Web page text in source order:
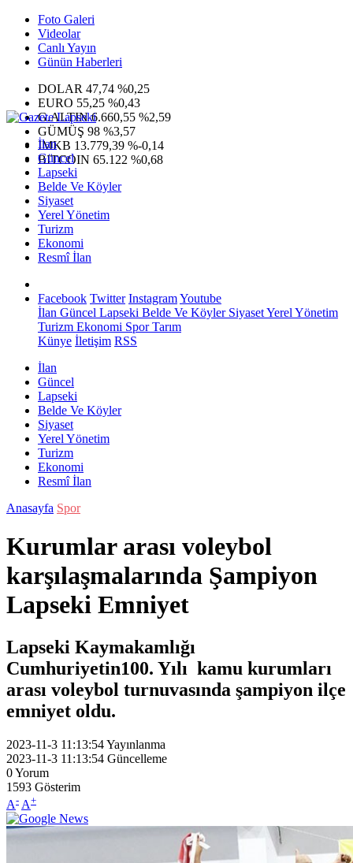
Foto Galeri
Videolar
Canlı Yayın
Günün Haberleri
DOLAR 47,74 %0,25
EURO 55,25 %0,43
G.ALTIN6.660,55 %2,59
GÜMÜŞ 98 %3,57
IMKB 13.779,39 %-0,14
BITCOIN 65.122 %0,68
İlan
Güncel
Lapseki
Belde Ve Köyler
Siyaset
Yerel Yönetim
Turizm
Ekonomi
Resmî İlan
Facebook Twitter InstagramYoutube
İlan Güncel Lapseki Belde Ve KöylerSiyasetYerel Yönetim
Turizm Ekonomi SporTarım
Künye İletişim RSS
İlan
Güncel
Lapseki
Belde Ve Köyler
Siyaset
Yerel Yönetim
Turizm
Ekonomi
Resmî İlan
Anasayfa Spor
Kurumlar arası voleybol
karşılaşmalarında Şampiyon
Lapseki Emniyet
Lapseki Kaymakamlığı
Cumhuriyetin100. Yılı kamu kurumları
arası voleybol turnuvasında şampiyon ilçe
emniyet oldu.
2023-11-3 11:13:54Yayınlanma
2023-11-3 11:13:54 Güncelleme
0Yorum
1593 Gösterim
A- A+